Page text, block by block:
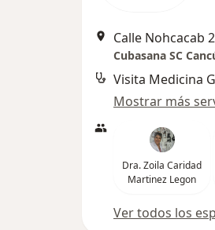
Calle Nohcacab
Cubasana SC
Visita Medicina
Mostrar más
Dra. Zoila Caridad
Martinez Legon
Ver todos los